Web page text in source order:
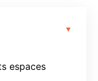
espaces